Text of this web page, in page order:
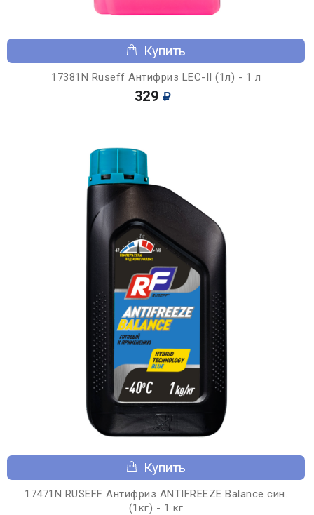
Купить
17381N Ruseff Антифриз LEC-II (1л) - 1 л
329
Купить
17471N RUSEFF Антифриз ANTIFREEZE Balance син.
(1кг) - 1 кг